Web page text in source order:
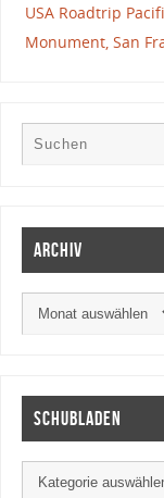
USA Roadtrip
Monument, San
Archiv
Schubladen